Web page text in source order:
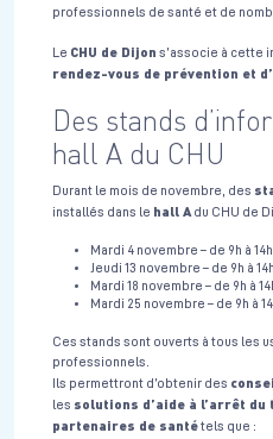
professionnels de santé et de
Le CHU de Dijon s’associe à cette
rendez-vous de prévention et
Des stands
hall A du CHU
Durant le mois de novembre, des
installés dans le hall A du CHU de
Mardi 4 novembre – de 9h à 14h
Jeudi 13 novembre – de 9h à 14h
Mardi 18 novembre – de 9h à
Mardi 25 novembre – de 9h à
Ces stands sont ouverts à tous les
professionnels.
Ils permettront d’obtenir des
les solutions d’aide à l’arrêt du
partenaires de santétels que :